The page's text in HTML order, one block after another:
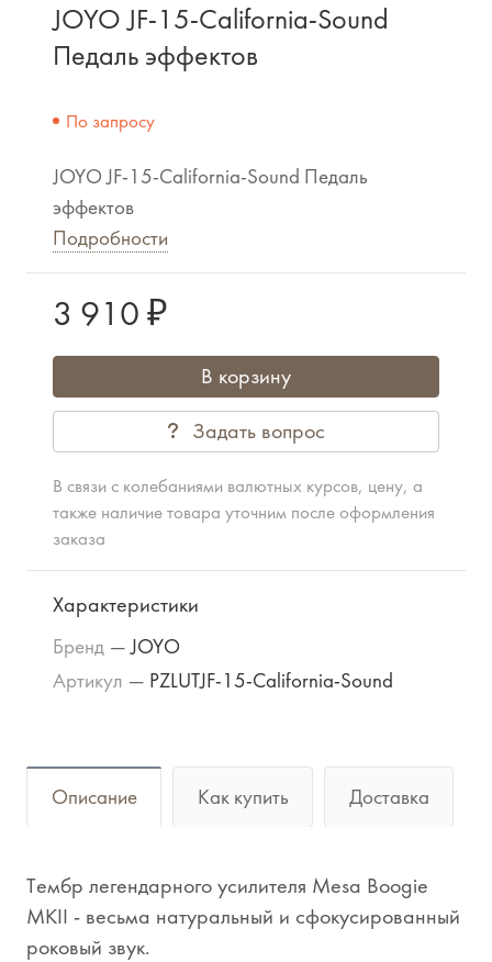
JOYO JF-15-California-Sound
Педаль эффектов
По запросу
JOYO JF-15-California-Sound Педаль
эффектов
Подробности
3 910 ₽
В корзину
Задать вопрос
В связи с колебаниями валютных курсов, цену, а
также наличие товара уточним после оформления
заказа
Характеристики
Бренд — JOYO
Артикул — PZLUTJF-15-California-Sound
Описание Как купить Доставка
Тембр легендарного усилителя Mesa Boogie
MKII - весьма натуральный и сфокусированный
роковый звук.